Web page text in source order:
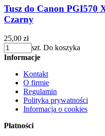
Tusz do Canon PGI570
Czarny
25,00 zł
szt. Do koszyka
Informacje
Kontakt
O firmie
Regulamin
Polityka prywatności
Informacja o cookies
Płatności